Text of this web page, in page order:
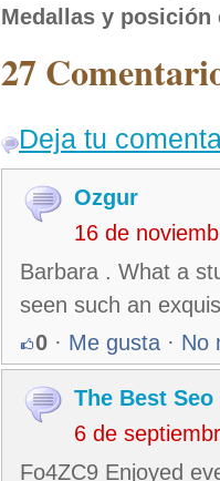
Medallas y posición
27
Deja tu
Ozgur
16 de
Barbara . What a
seen such an
0 · Me gusta · No
The Best
6 de
Fo4ZC9 Enjoyed